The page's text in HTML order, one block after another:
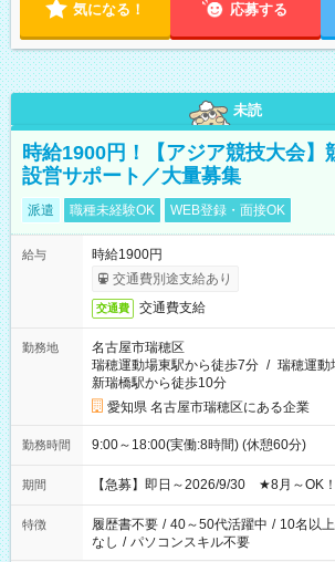
気になる！ 応募する
未読
時給1900円！【アジア競技大会】
設営サポート／大量募集
派遣 職種未経験OK WEB登録・面接OK
給与
時給1900円
交通費別途支給あり
交通費 交通費支給
勤務地
名古屋市瑞穂区
瑞穂運動場東駅から徒歩7分 / 瑞穂運動
新瑞橋駅から徒歩10分
愛知県 名古屋市瑞穂区にある企業
勤務時間 9:00～18:00(実働:8時間) (休憩60分)
期間 【急募】即日～2026/9/30 ★8月～OK！
特徴 履歴書不要 / 40～50代活躍中 / 10名以
なし / パソコンスキル不要